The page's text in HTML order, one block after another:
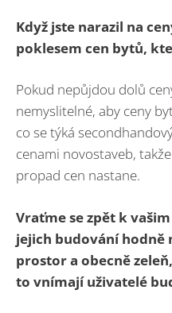
Když jste narazil na
poklesem cen bytů,
Pokud nepůjdou dolů
nemyslitelné, aby ceny
co se týká
cenami novostaveb,
propad cen nastane.
Vraťme se zpět k
jejich budování
prostor a obecně
to vnímají uživatelé